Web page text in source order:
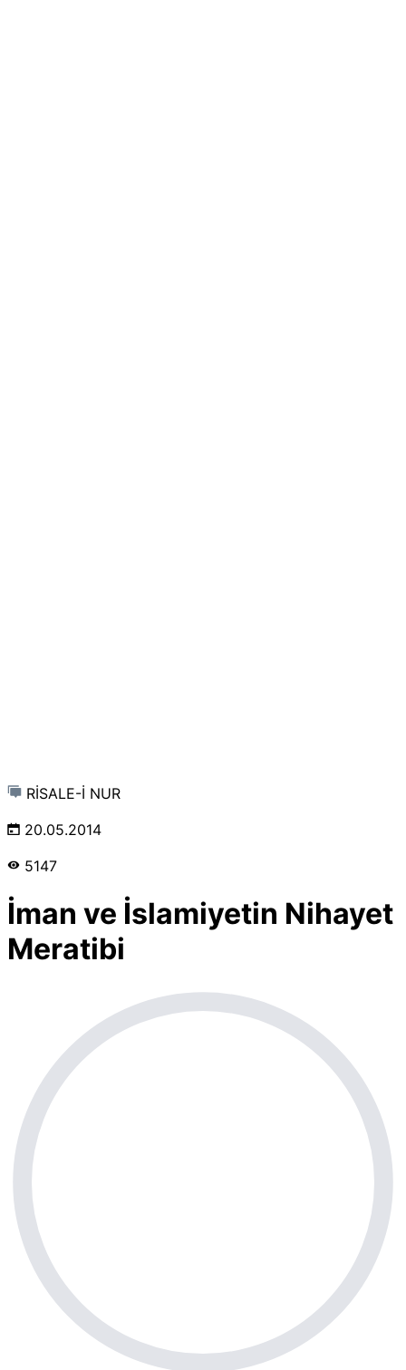
RİSALE-İ NUR
20.05.2014
5147
İman ve İslamiyetin Nihayet
Meratibi